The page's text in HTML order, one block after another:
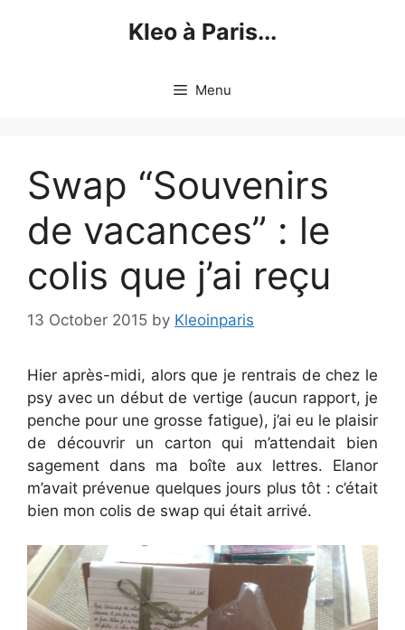
Kleo à Paris...
Menu
Swap “Souvenirs
de vacances” : le
colis que j’ai reçu
13 October 2015 by Kleoinparis
Hier après-midi, alors que je rentrais de chez le
psy avec un début de vertige (aucun rapport, je
penche pour une grosse fatigue), j’ai eu le plaisir
de découvrir un carton qui m’attendait bien
sagement dans ma boîte aux lettres. Elanor
m’avait prévenue quelques jours plus tôt : c’était
bien mon colis de swap qui était arrivé.